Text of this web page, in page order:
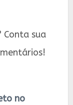
Conta sua
no